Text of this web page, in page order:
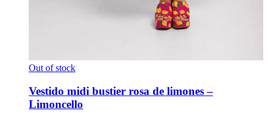
Out of stock
Vestido midi bustier rosa de limones –
Limoncello